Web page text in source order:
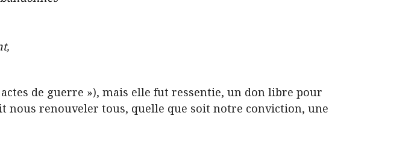
de guerre »), mais elle fut ressentie, un don libre pour
renouveler tous, quelle que soit notre conviction, une